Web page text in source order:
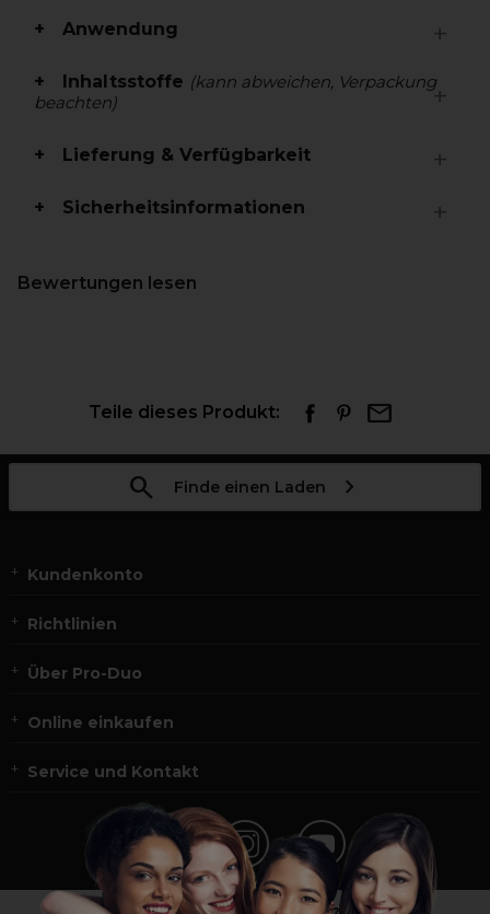
Anwendung
Inhaltsstoffe (kann abweichen, Verpackung
beachten)
Lieferung & Verfügbarkeit
Sicherheitsinformationen
Bewertungen lesen
Teile dieses Produkt:
Finde einen Laden
Kundenkonto
Richtlinien
Über Pro-Duo
Online einkaufen
Service und Kontakt